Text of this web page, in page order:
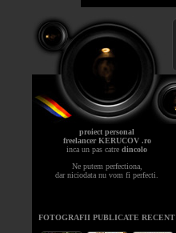
proiect personal
freelancer KERUCOV .ro
inca un pas catre dincolo
Ne putem perfectiona,
dar niciodata nu vom fi perfecti.
FOTOGRAFII PUBLICATE RECENT